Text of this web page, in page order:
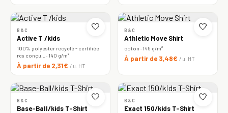
🤍
B&C
Active T /kids
100% polyester recyclé - certifiée
rcs conçu… · 140 g/m²
À partir de 2,31€ / u. HT
🤍
B&C
Athletic Move Shirt
coton · 145 g/m²
À partir de 3,48€ / u. HT
🤍
B&C
Base-Ball/kids T-Shirt
🤍
B&C
Exact 150/kids T-Shirt